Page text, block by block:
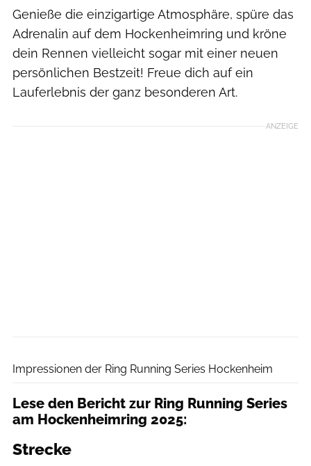
Genieße die einzigartige Atmosphäre, spüre das
Adrenalin auf dem Hockenheimring und kröne
dein Rennen vielleicht sogar mit einer neuen
persönlichen Bestzeit! Freue dich auf ein
Lauferlebnis der ganz besonderen Art.
ANZEIGE
Impressionen der Ring Running Series Hockenheim
Lese den Bericht zur Ring Running Series
am Hockenheimring 2025:
Strecke